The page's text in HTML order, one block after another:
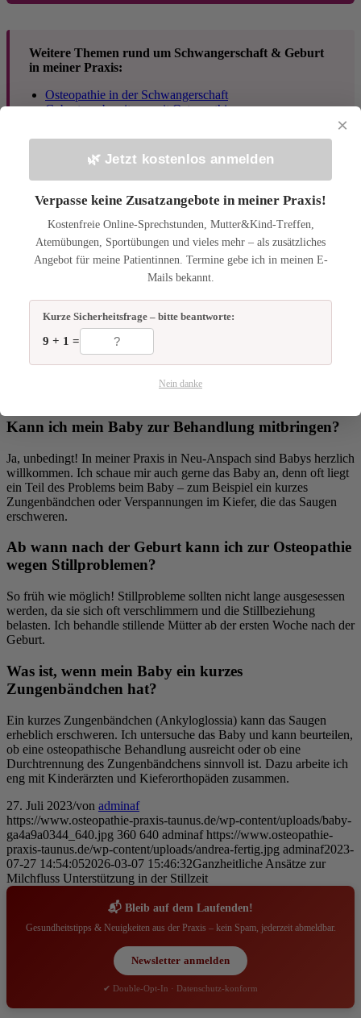
Weitere Themen rund um Schwangerschaft & Geburt
in meiner Praxis:
Osteopathie in der Schwangerschaft
Geburtsvorbereitung mit Osteopathie
Symphysenlockerung in der Schwangerschaft
Rückbildung nach der Schwangerschaft
Milchfluss in der Stillzeit unterstützen
Hausgeburt und Osteopathie
Schwangerschaftsschmerzen lindern
Häufig gestellte Fragen
Ja. Osteopathie wirkt nicht direkt auf die Milchdrüsen, aber sie
verbessert die Rahmenbedingungen für eine gute Milchproduktion:
Sie reduziert Stress, löst körperliche Blockaden, verbessert die
Durchblutung und hilft dem Hormonsystem, ins Gleichgewicht zu
kommen. Viele Mütter berichten nach 1–2 Behandlungen von einer
Kann ich mein Baby zur Behandlung mitbringen?
Ja, unbedingt! In meiner Praxis in Neu-Anspach sind Babys herzlich
willkommen. Ich schaue mir auch gerne das Baby an, denn oft liegt
ein Teil des Problems beim Baby – zum Beispiel ein kurzes
Zungenbändchen oder Verspannungen im Kiefer, die das Saugen
erschweren.
Ab wann nach der Geburt kann ich zur Osteopathie
wegen Stillproblemen?
So früh wie möglich! Stillprobleme sollten nicht lange ausgesessen
werden, da sie sich oft verschlimmern und die Stillbeziehung
belasten. Ich behandle stillende Mütter ab der ersten Woche nach der
Geburt.
Was ist, wenn mein Baby ein kurzes
Zungenbändchen hat?
Ein kurzes Zungenbändchen (Ankyloglossia) kann das Saugen
erheblich erschweren. Ich untersuche das Baby und kann beurteilen,
ob eine osteopathische Behandlung ausreicht oder ob eine
Durchtrennung des Zungenbändchens sinnvoll ist. Dazu arbeite ich
eng mit Kinderärzten und Kieferorthopäden zusammen.
27. Juli 2023/von adminaf
https://www.osteopathie-praxis-taunus.de/wp-content/uploads/baby-
ga4a9a0344_640.jpg 360 640 adminaf https://www.osteopathie-
praxis-taunus.de/wp-content/uploads/andrea-fertig.jpg adminaf2023-
07-27 14:54:052026-03-07 15:46:32Ganzheitliche Ansätze zur
Milchfluss Unterstützung in der Stillzeit
📬 Bleib auf dem Laufenden!
Gesundheitstipps & Neuigkeiten aus der Praxis – kein Spam, jederzeit abmeldbar.
Newsletter anmelden
✔ Double-Opt-In · Datenschutz-konform
×
🌿 Jetzt kostenlos anmelden
Verpasse keine Zusatzangebote in meiner Praxis!
Kostenfreie Online-Sprechstunden, Mutter&Kind-Treffen,
Atemübungen, Sportübungen und vieles mehr – als zusätzliches
Angebot für meine Patientinnen. Termine gebe ich in meinen E-
Mails bekannt.
Kurze Sicherheitsfrage – bitte beantworte:
9 + 1 =
Nein danke